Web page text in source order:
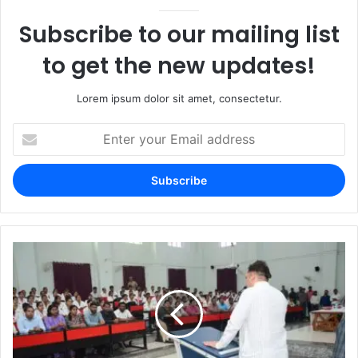
Subscribe to our mailing list
to get the new updates!
Lorem ipsum dolor sit amet, consectetur.